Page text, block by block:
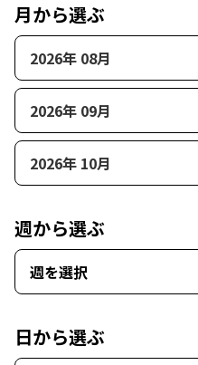
月から選ぶ
2026年 08月
2026年 09月
2026年 10月
週から選ぶ
週を選択
日から選ぶ